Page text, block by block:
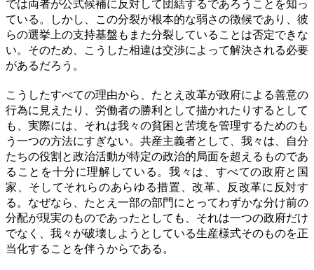
では両者が公式候補に反対して団結するであろうことを知っ
ている。しかし、この分裂が根本的な弱さの徴候であり、彼
らの選挙上の支持基盤もまた分裂していることは否定できな
い。そのため、こうした相違は交渉によって解決される必要
があるだろう。
こうしたすべての理由から、たとえ改革が政府による善意の
行為に見えたり、労働者の勝利として描かれたりするとして
も、実際には、それは我々の貧困と苦境を管理するためのも
う一つの方法にすぎない。共産主義者として、我々は、自分
たちの役割と政治活動が特定の政治的局面を超えるものであ
ることを十分に理解している。我々は、すべての政府と国
家、そしてそれらのあらゆる措置、改革、反改革に反対す
る。なぜなら、たとえ一部の部門にとってわずかな分け前の
分配が現実のものであったとしても、それは一つの政府だけ
でなく、我々が破壊しようとしている生産様式そのものを正
当化することを伴うからである。